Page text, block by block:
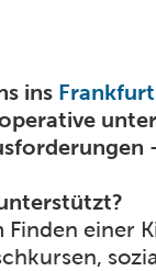
ins
Finden einer